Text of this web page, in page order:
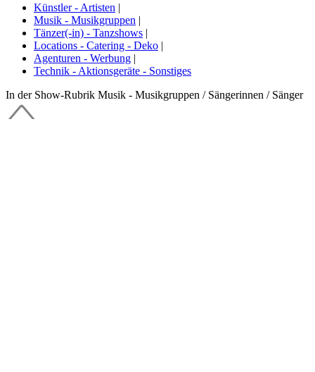
Künstler - Artisten |
Musik - Musikgruppen |
Tänzer(-in) - Tanzshows |
Locations - Catering - Deko |
Agenturen - Werbung |
Technik - Aktionsgeräte - Sonstiges
In der Show-Rubrik Musik - Musikgruppen / Sängerinnen / Sänger